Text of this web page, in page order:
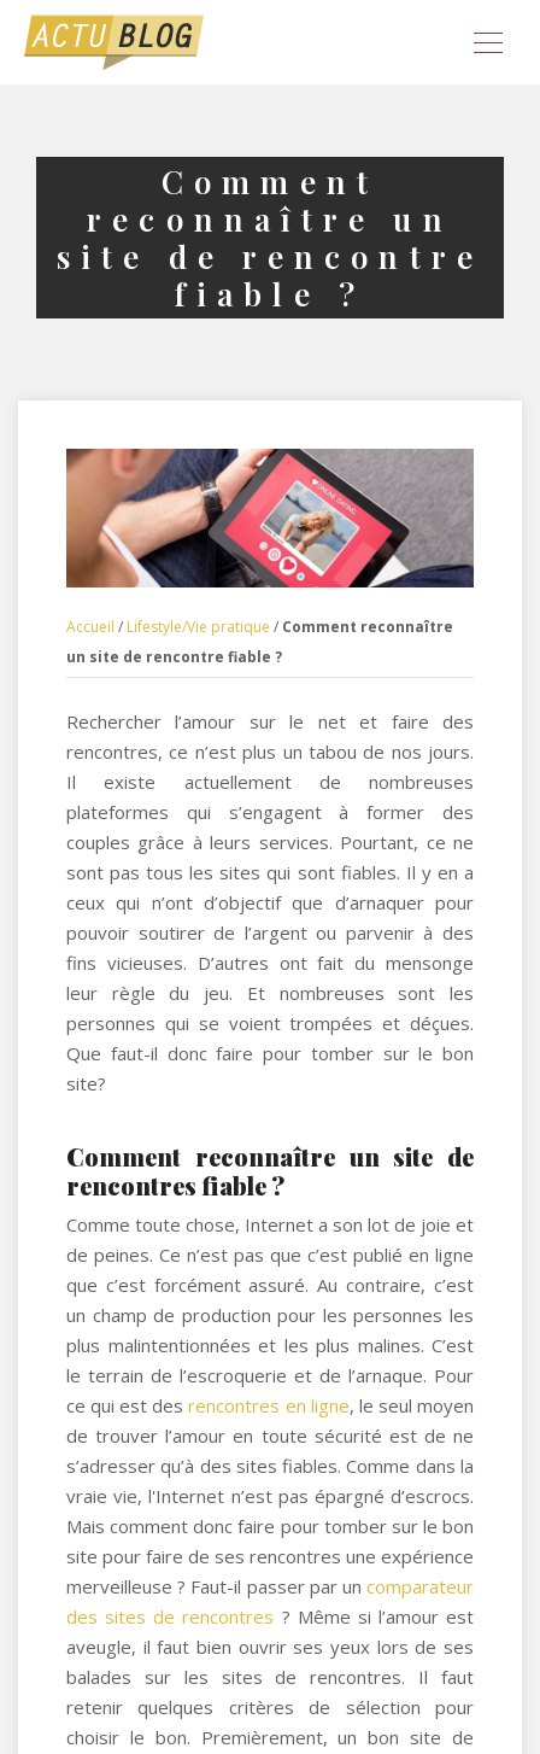
Comment
reconnaître un
site de rencontre
fiable ?
Accueil / Lifestyle/Vie pratique / Comment reconnaître
un site de rencontre fiable ?
Rechercher l’amour sur le net et faire des
rencontres, ce n’est plus un tabou de nos jours.
Il existe actuellement de nombreuses
plateformes qui s’engagent à former des
couples grâce à leurs services. Pourtant, ce ne
sont pas tous les sites qui sont fiables. Il y en a
ceux qui n’ont d’objectif que d’arnaquer pour
pouvoir soutirer de l’argent ou parvenir à des
fins vicieuses. D’autres ont fait du mensonge
leur règle du jeu. Et nombreuses sont les
personnes qui se voient trompées et déçues.
Que faut-il donc faire pour tomber sur le bon
site?
Comment reconnaître un site de
rencontres fiable ?
Comme toute chose, Internet a son lot de joie et
de peines. Ce n’est pas que c’est publié en ligne
que c’est forcément assuré. Au contraire, c’est
un champ de production pour les personnes les
plus malintentionnées et les plus malines. C’est
le terrain de l’escroquerie et de l’arnaque. Pour
ce qui est des rencontres en ligne, le seul moyen
de trouver l’amour en toute sécurité est de ne
s’adresser qu’à des sites fiables. Comme dans la
vraie vie, l'Internet n’est pas épargné d’escrocs.
Mais comment donc faire pour tomber sur le bon
site pour faire de ses rencontres une expérience
merveilleuse ? Faut-il passer par un comparateur
des sites de rencontres ? Même si l’amour est
aveugle, il faut bien ouvrir ses yeux lors de ses
balades sur les sites de rencontres. Il faut
retenir quelques critères de sélection pour
choisir le bon. Premièrement, un bon site de